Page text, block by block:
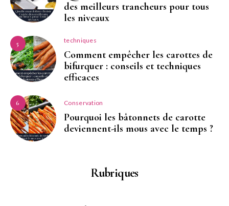
des meilleurs trancheurs pour tous
les niveaux
5 techniques
Comment empêcher les carottes de
bifurquer : conseils et techniques
efficaces
6 Conservation
Pourquoi les bâtonnets de carotte
deviennent-ils mous avec le temps ?
Rubriques